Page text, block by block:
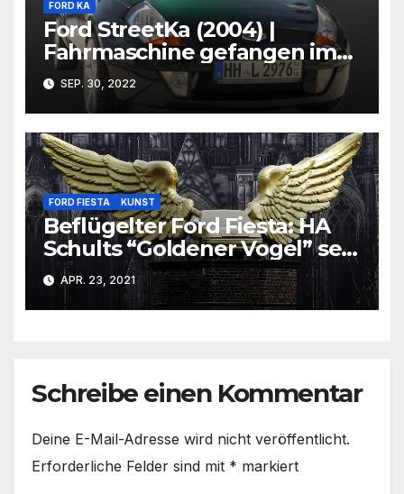
FORD KA
Ford StreetKa (2004) |
Fahrmaschine gefangen im
Körper eine KAs! | CarRanger
SEP. 30, 2022
FORD FIESTA KUNST
Beflügelter Ford Fiesta: HA
Schults “Goldener Vogel” seit
30 Jahren Kölner
Wahrzeichen
APR. 23, 2021
Schreibe einen Kommentar
Deine E-Mail-Adresse wird nicht veröffentlicht.
Erforderliche Felder sind mit * markiert